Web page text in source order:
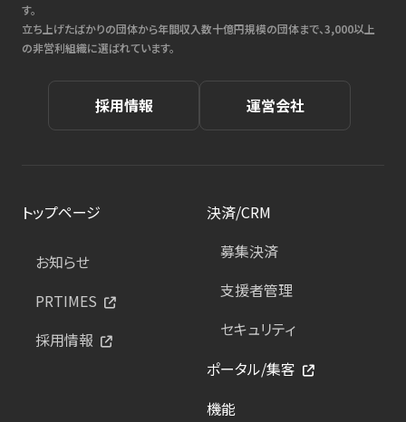
す。
立ち上げたばかりの団体から年間収入数十億円規模の団体まで、3,000以上
の非営利組織に選ばれています。
採用情報 運営会社
トップページ
お知らせ
PRTIMES
採用情報
決済/CRM
募集決済
支援者管理
セキュリティ
ポータル/集客
機能